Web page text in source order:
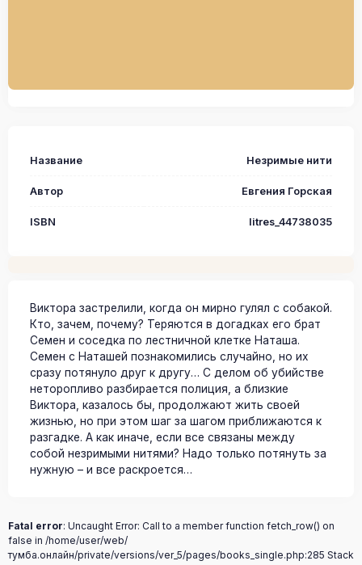
Название Незримые нити
Автор Евгения Горская
ISBN litres_44738035
Виктора застрелили, когда он мирно гулял с собакой.
Кто, зачем, почему? Теряются в догадках его брат
Семен и соседка по лестничной клетке Наташа.
Семен с Наташей познакомились случайно, но их
сразу потянуло друг к другу… С делом об убийстве
неторопливо разбирается полиция, а близкие
Виктора, казалось бы, продолжают жить своей
жизнью, но при этом шаг за шагом приближаются к
разгадке. А как иначе, если все связаны между
собой незримыми нитями? Надо только потянуть за
нужную – и все раскроется…
Fatal error: Uncaught Error: Call to a member function fetch_row() on
false in /home/user/web/
тумба.онлайн/private/versions/ver_5/pages/books_single.php:285 Stack